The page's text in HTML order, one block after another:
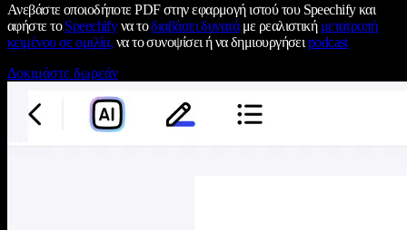
Ανεβάστε οποιοδήποτε PDF στην εφαρμογή ιστού του Speechify και
αφήστε τοSpeechifyνα τοδιαβάσει δυνατάμε ρεαλιστική μετατροπή
κειμένου σε ομιλία, να το συνοψίσει ή να δημιουργήσει podcast
Δοκιμάστε δωρεάν